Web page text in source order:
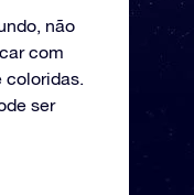
não
com
coloridas.
ser